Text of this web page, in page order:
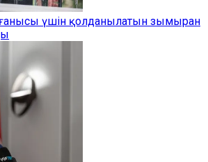
үшін қолданылатын зымыран